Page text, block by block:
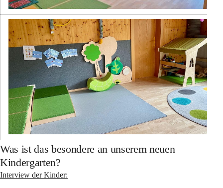
Was ist das besondere an unserem neuen
Kindergarten?
Interview der Kinder: